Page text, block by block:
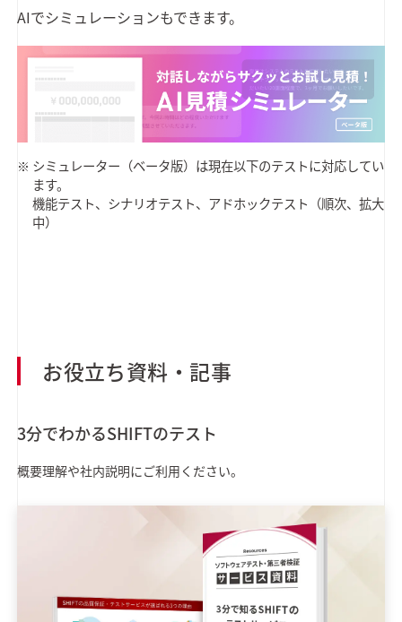
AIでシミュレーションもできます。
シミュレーター（ベータ版）は現在以下のテストに対応してい
ます。
機能テスト、シナリオテスト、アドホックテスト（順次、拡大
中）
お役立ち資料・記事
3分でわかるSHIFTのテスト
概要理解や社内説明にご利用ください。